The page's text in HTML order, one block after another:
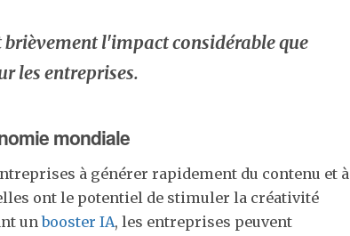
l'impact considérable que
les entreprises.
mondiale
à générer rapidement du contenu et à
ont le potentiel de stimuler la créativité
unbooster IA, les entreprises peuvent